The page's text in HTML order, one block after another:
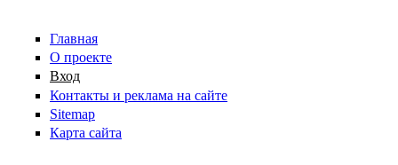
Главная
О проекте
Вход
Контакты и реклама на сайте
Sitemap
Карта сайта